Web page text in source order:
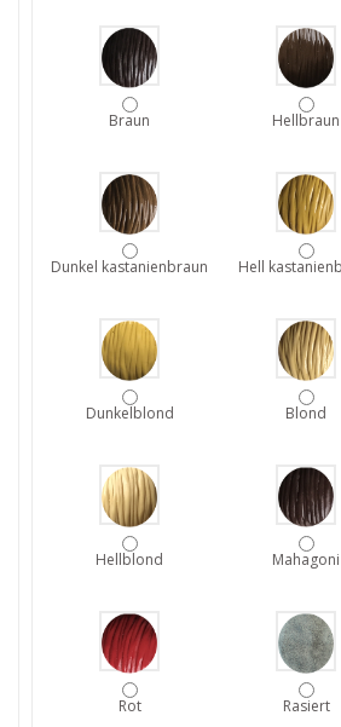
Braun Hellbraun
Dunkel kastanienbraun Hell
Dunkelblond Blond
Hellblond Mahagoni
Rot Rasiert